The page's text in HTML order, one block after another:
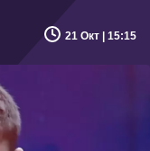
21 Окт | 15:15